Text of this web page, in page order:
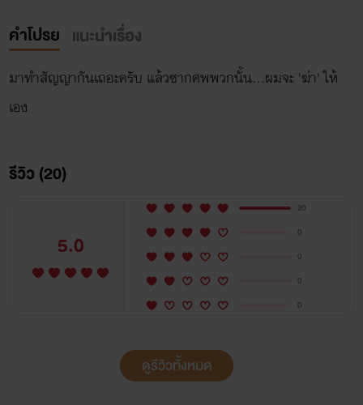
คำโปรย แนะนำเรื่อง
มาทำสัญญากันเถอะครับ แล้วซากศพพวกนั้น...ผมจะ 'ฆ่า' ให้
เอง
รีวิว (20)
5.0
20
0
0
0
0
ดูรีวิวทั้งหมด